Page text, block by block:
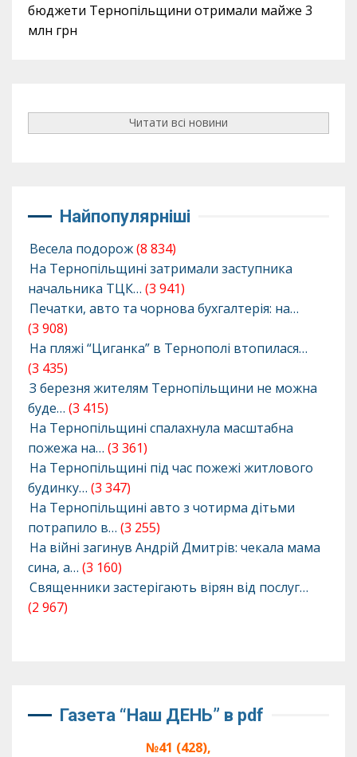
бюджети Тернопільщини отримали майже 3
млн грн
Читати всі новини
Найпопулярніші
Весела подорож(8 834)
На Тернопільщині затримали заступника
начальника ТЦК… (3 941)
Печатки, авто та чорнова бухгалтерія: на…
(3 908)
На пляжі “Циганка” в Тернополі втопилася…
(3 435)
З березня жителям Тернопільщини не можна
буде… (3 415)
На Тернопільщині спалахнула масштабна
пожежа на… (3 361)
На Тернопільщині під час пожежі житлового
будинку… (3 347)
На Тернопільщині авто з чотирма дітьми
потрапило в… (3 255)
На війні загинув Андрій Дмитрів: чекала мама
сина, а… (3 160)
Священники застерігають вірян від послуг…
(2 967)
Газета “Наш ДЕНЬ” в pdf
№41 (428),